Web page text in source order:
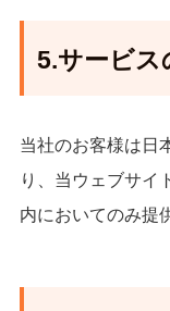
5.サービス
当社のお客様は日
り、当ウェブサイ
内においてのみ提